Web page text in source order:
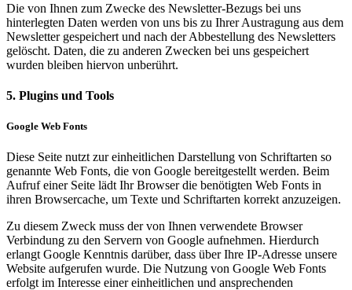
Die von Ihnen zum Zwecke des Newsletter-Bezugs bei uns
hinterlegten Daten werden von uns bis zu Ihrer Austragung aus dem
Newsletter gespeichert und nach der Abbestellung des Newsletters
gelöscht. Daten, die zu anderen Zwecken bei uns gespeichert
wurden bleiben hiervon unberührt.
5. Plugins und Tools
Google Web Fonts
Diese Seite nutzt zur einheitlichen Darstellung von Schriftarten so
genannte Web Fonts, die von Google bereitgestellt werden. Beim
Aufruf einer Seite lädt Ihr Browser die benötigten Web Fonts in
ihren Browsercache, um Texte und Schriftarten korrekt anzuzeigen.
Zu diesem Zweck muss der von Ihnen verwendete Browser
Verbindung zu den Servern von Google aufnehmen. Hierdurch
erlangt Google Kenntnis darüber, dass über Ihre IP-Adresse unsere
Website aufgerufen wurde. Die Nutzung von Google Web Fonts
erfolgt im Interesse einer einheitlichen und ansprechenden